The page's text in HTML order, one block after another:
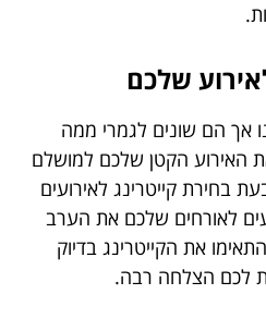
שלכם
אך הם שונים לגמרי ממה
האירוע הקטן שלכם למושלם
בחירת קייטרינג לאירועים
לאורחים שלכם את הערב
את הקייטרינג בדיוק
לכם הצלחה רבה.